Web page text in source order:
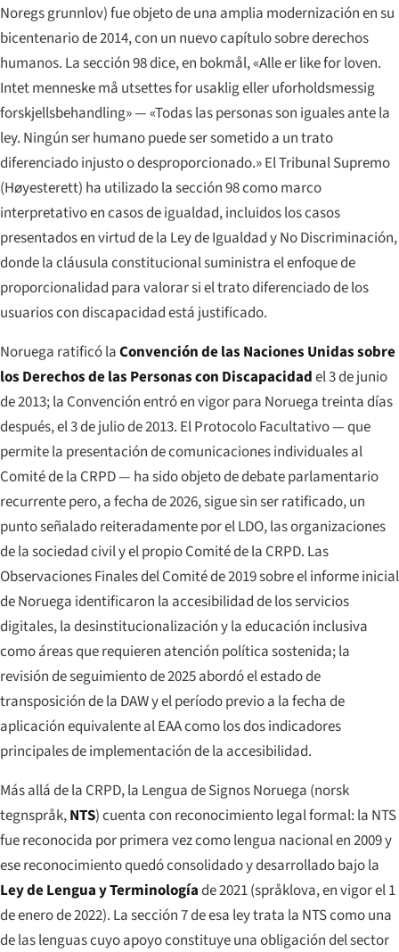
Noregs grunnlov) fue objeto de una amplia modernización en su
bicentenario de 2014, con un nuevo capítulo sobre derechos
humanos. La sección 98 dice, en bokmål,«Alle er like for loven.
Intet menneske må utsettes for usaklig eller uforholdsmessig
forskjellsbehandling»— «Todas las personas son iguales ante la
ley. Ningún ser humano puede ser sometido a un trato
diferenciado injusto o desproporcionado.» El Tribunal Supremo
(Høyesterett) ha utilizado la sección 98 como marco
interpretativo en casos de igualdad, incluidos los casos
presentados en virtud de la Ley de Igualdad y No Discriminación,
donde la cláusula constitucional suministra el enfoque de
proporcionalidad para valorar si el trato diferenciado de los
usuarios con discapacidad está justificado.
Noruega ratificó laConvención de las Naciones Unidas sobre
los Derechos de las Personas con Discapacidadel 3 de junio
de 2013; la Convención entró en vigor para Noruega treinta días
después, el 3 de julio de 2013. El Protocolo Facultativo — que
permite la presentación de comunicaciones individuales al
Comité de la CRPD — ha sido objeto de debate parlamentario
recurrente pero, a fecha de 2026, sigue sin ser ratificado, un
punto señalado reiteradamente por el LDO, las organizaciones
de la sociedad civil y el propio Comité de la CRPD. Las
Observaciones Finales del Comité de 2019 sobre el informe inicial
de Noruega identificaron la accesibilidad de los servicios
digitales, la desinstitucionalización y la educación inclusiva
como áreas que requieren atención política sostenida; la
revisión de seguimiento de 2025 abordó el estado de
transposición de la DAW y el período previo a la fecha de
aplicación equivalente al EAA como los dos indicadores
principales de implementación de la accesibilidad.
Más allá de la CRPD, la Lengua de Signos Noruega (norsk
tegnspråk,NTS) cuenta con reconocimiento legal formal: la NTS
fue reconocida por primera vez como lengua nacional en 2009 y
ese reconocimiento quedó consolidado y desarrollado bajo la
Ley de Lengua y Terminologíade 2021 (språklova, en vigor el 1
de enero de 2022). La sección 7 de esa ley trata la NTS como una
de las lenguas cuyo apoyo constituye una obligación del sector